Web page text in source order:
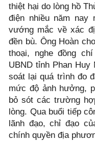
thiệt hại do lòng hồ
điện nhiều năm nay
vướng mắc về xác
đền bù. Ông Hoàn
thoại, nghe đồng
UBND tỉnh Phan
soát lại quá trình đo
mức độ ảnh hưởng,
bỏ sót các trường
lòng. Qua buổi tiếp
lãnh đạo, chỉ đạo
chính quyền địa